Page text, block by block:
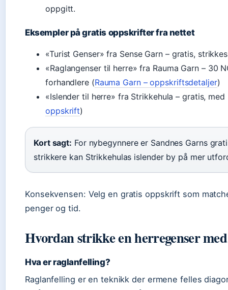
oppgitt.
Eksempler på gratis oppskrifter fra nettet
«Turist Genser» fra Sense Garn – gratis,
«Raglangenser til herre» fra Rauma Garn – 30
forhandlere (Rauma Garn – oppskriftsdetaljer)
«Islender til herre» fra Strikkehula – gratis,
oppskrift)
Kort sagt: For nybegynnere er Sandnes Garns
strikkere kan Strikkehulas islender by på mer
Konsekvensen: Velg en gratis oppskrift som
penger og tid.
Hvordan strikke en herregenser
Hva er raglanfelling?
Raglanfelling er en teknikk der ermene felles